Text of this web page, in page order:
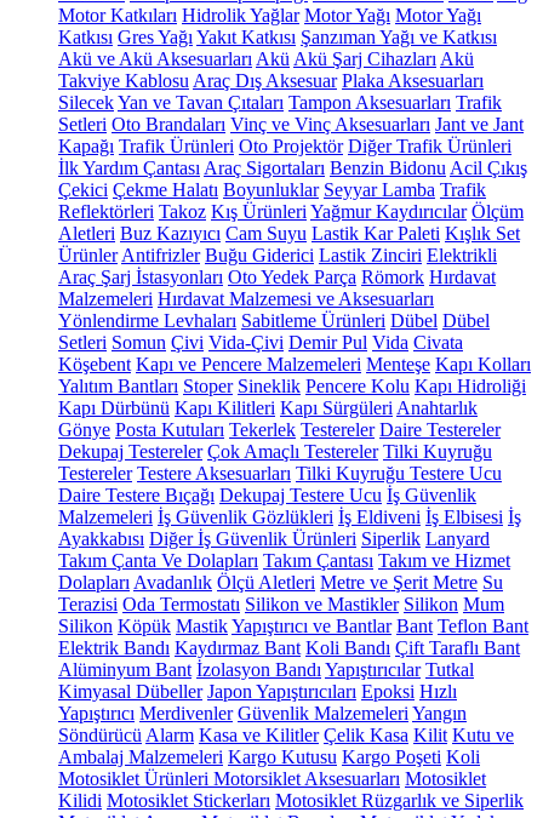
Motor Katkıları Hidrolik Yağlar Motor Yağı Motor Yağı
Katkısı Gres Yağı Yakıt Katkısı Şanzıman Yağı ve Katkısı
Akü ve Akü Aksesuarları Akü Akü Şarj Cihazları Akü
Takviye Kablosu Araç Dış Aksesuar Plaka Aksesuarları
SilecekYan ve Tavan Çıtaları Tampon Aksesuarları Trafik
Setleri Oto Brandaları Vinç ve Vinç Aksesuarları Jant ve Jant
Kapağı Trafik Ürünleri Oto Projektör Diğer Trafik Ürünleri
İlk Yardım Çantası Araç Sigortaları Benzin Bidonu Acil Çıkış
Çekici Çekme Halatı Boyunluklar Seyyar Lamba Trafik
Reflektörleri Takoz Kış Ürünleri Yağmur Kaydırıcılar Ölçüm
Aletleri Buz Kazıyıcı Cam Suyu Lastik Kar Paleti Kışlık Set
Ürünler Antifrizler Buğu Giderici Lastik Zinciri Elektrikli
Araç Şarj İstasyonları Oto Yedek Parça Römork Hırdavat
Malzemeleri Hırdavat Malzemesi ve Aksesuarları
Yönlendirme Levhaları Sabitleme Ürünleri Dübel Dübel
Setleri Somun Çivi Vida-Çivi Demir Pul Vida Civata
Köşebent Kapı ve Pencere Malzemeleri Menteşe Kapı Kolları
Yalıtım Bantları Stoper Sineklik Pencere Kolu Kapı Hidroliği
Kapı Dürbünü Kapı Kilitleri Kapı Sürgüleri Anahtarlık
Gönye Posta Kutuları Tekerlek Testereler Daire Testereler
Dekupaj Testereler Çok Amaçlı Testereler Tilki Kuyruğu
Testereler Testere Aksesuarları Tilki Kuyruğu Testere Ucu
Daire Testere Bıçağı Dekupaj Testere Ucu İş Güvenlik
Malzemeleri İş Güvenlik Gözlükleri İş Eldiveni İş Elbisesi İş
Ayakkabısı Diğer İş Güvenlik Ürünleri Siperlik Lanyard
Takım Çanta Ve Dolapları Takım Çantası Takım ve Hizmet
Dolapları Avadanlık Ölçü Aletleri Metre ve Şerit Metre Su
Terazisi Oda Termostatı Silikon ve Mastikler Silikon Mum
Silikon Köpük MastikYapıştırıcı ve Bantlar Bant Teflon Bant
Elektrik Bandı Kaydırmaz Bant Koli Bandı Çift Taraflı Bant
Alüminyum Bant İzolasyon Bandı Yapıştırıcılar Tutkal
Kimyasal Dübeller Japon Yapıştırıcıları Epoksi Hızlı
Yapıştırıcı Merdivenler Güvenlik Malzemeleri Yangın
Söndürücü Alarm Kasa ve Kilitler Çelik Kasa Kilit Kutu ve
Ambalaj Malzemeleri Kargo Kutusu Kargo Poşeti Koli
Motosiklet Ürünleri Motorsiklet Aksesuarları Motosiklet
Kilidi Motosiklet Stickerları Motosiklet Rüzgarlık ve Siperlik